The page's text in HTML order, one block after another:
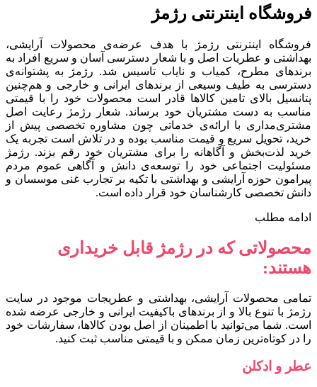
فروشگاه اینترنتی رژمژ​
فروشگاه اینترنتی رژمژ با هدف عرضه‌ی محصولات آرایشی،
بهداشتی و عطریات اصل و با شعار دسترسی آسان و سریع افراد به
برندهای مطرح، کمیاب و نایاب تاسیس شد. رژمژ به پشتوانه‌ی
دسترسی به طیف وسیعی از برندهای ایرانی و خارجی و هم‌چنین
پتانسیل بالای تامین کالاها قادر است محصولات خود را با قیمتی
مناسب به دست مشتریان خود برساند. شعار رژمژ رعایت اصل
مشتری‌مداری با ارائه‌ی خدماتی چون مشاوره تخصصی پیش از
خرید، تحویل سریع و قیمت مناسب بوده و در تلاش است تجربه یک
خرید لذت‌بخش و آگاهانه را برای مشتریان خود رقم بزند. رژمژ
مسئولیت اجتماعی خود را توسعه‌ی دانش و آگاهی عموم مردم
پیرامون حوزه آرایشی و بهداشتی با تکیه بر تجارب غنی موسسان و
دانش تخصصی کارشناسان خود قرار داده است.
ادامه مطلب
محصولاتی که در رژمژ قابل خریداری
هستند:
تمامی محصولات آرایشی، بهداشتی و عطریجات موجود در سایت
رژمژ با تنوع بالا و از برندهای باکیفیت ایرانی و خارجی عرضه شده
است. شما می‌توانید با اطمینان از اصل بودن کالاها، سفارشات خود
را در کوتاه‌ترین زمان ممکن و با قیمتی مناسب ثبت کنید.
عطر و ادکلن